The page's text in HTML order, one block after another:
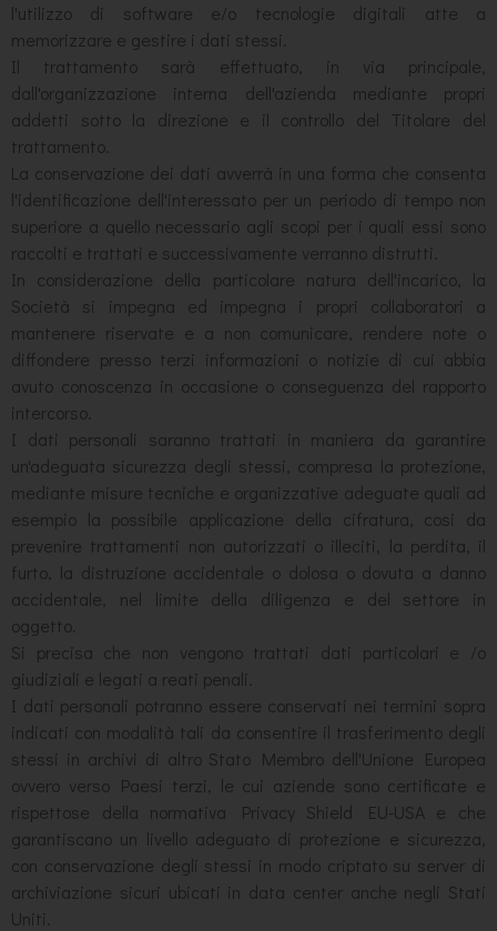
l'utilizzo di software e/o tecnologie digitali atte a
memorizzare e gestire i dati stessi.
Il trattamento sarà effettuato, in via principale,
dall'organizzazione interna dell'azienda mediante propri
addetti sotto la direzione e il controllo del Titolare del
trattamento.
La conservazione dei dati avverrà in una forma che consenta
l'identificazione dell'interessato per un periodo di tempo non
superiore a quello necessario agli scopi per i quali essi sono
raccolti e trattati e successivamente verranno distrutti.
In considerazione della particolare natura dell'incarico, la
Società si impegna ed impegna i propri collaboratori a
mantenere riservate e a non comunicare, rendere note o
diffondere presso terzi informazioni o notizie di cui abbia
avuto conoscenza in occasione o conseguenza del rapporto
intercorso.
I dati personali saranno trattati in maniera da garantire
un'adeguata sicurezza degli stessi, compresa la protezione,
mediante misure tecniche e organizzative adeguate quali ad
esempio la possibile applicazione della cifratura, cosi da
prevenire trattamenti non autorizzati o illeciti, la perdita, il
furto, la distruzione accidentale o dolosa o dovuta a danno
accidentale, nel limite della diligenza e del settore in
oggetto.
Si precisa che non vengono trattati dati particolari e /o
giudiziali e legati a reati penali.
I dati personali potranno essere conservati nei termini sopra
indicati con modalità tali da consentire il trasferimento degli
stessi in archivi di altro Stato Membro dell'Unione Europea
ovvero verso Paesi terzi, le cui aziende sono certificate e
rispettose della normativa Privacy Shield EU-USA e che
garantiscano un livello adeguato di protezione e sicurezza,
con conservazione degli stessi in modo criptato su server di
archiviazione sicuri ubicati in data center anche negli Stati
Uniti.